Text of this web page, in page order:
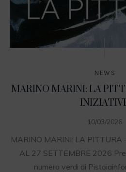
NEWS
MARINO MARINI: LA
10/03/2026
MARINO MARINI: LA PITTURA
AL 27 SETTEMBRE 2026
numero verdi di